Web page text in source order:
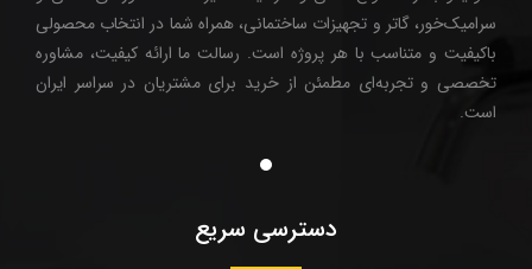
سرامیک‌خور، گاتر و تجهیزات ساختمانی، همراه شما در انتخاب محصولی
باکیفیت و متناسب با هر پروژه است. رسالت ما ارائه کیفیت، مشاوره
تخصصی و تجربه‌ای مطمئن از خرید برای مشتریان در سراسر ایران
است.
دسترسی سریع